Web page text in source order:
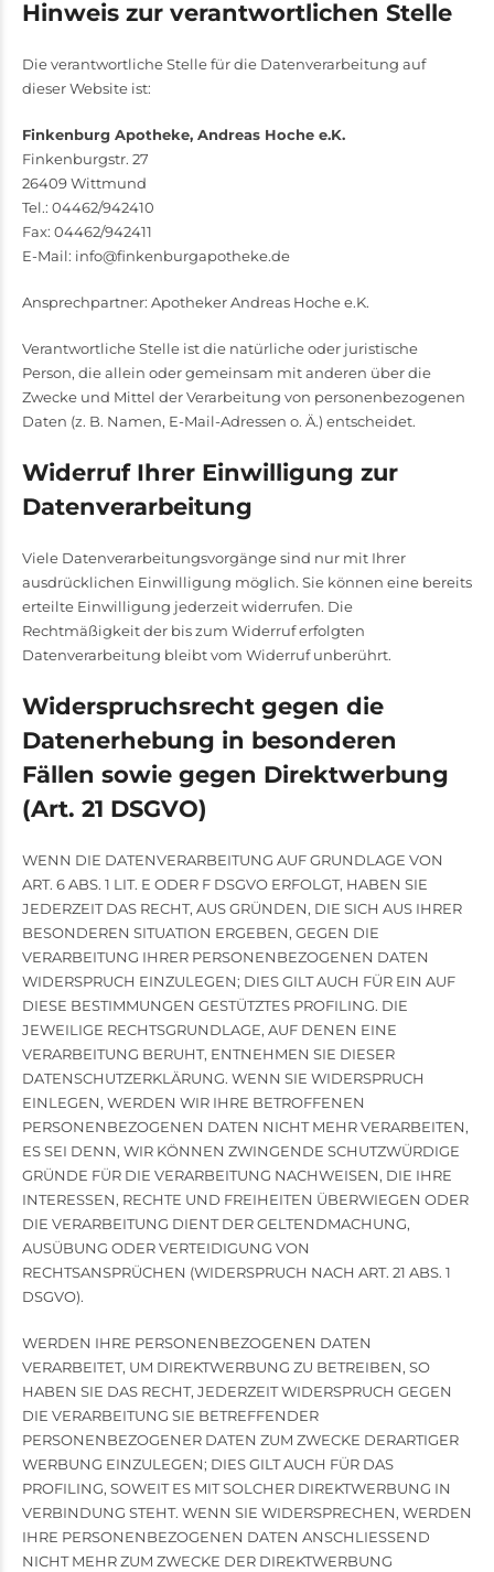
Hinweis zur verantwortlichen Stelle
Die verantwortliche Stelle für die Datenverarbeitung auf
dieser Website ist:
Finkenburg Apotheke, Andreas Hoche e.K.
Finkenburgstr. 27
26409 Wittmund
Tel.: 04462/942410
Fax: 04462/942411
E-Mail: info@finkenburgapotheke.de
Ansprechpartner: Apotheker Andreas Hoche e.K.
Verantwortliche Stelle ist die natürliche oder juristische
Person, die allein oder gemeinsam mit anderen über die
Zwecke und Mittel der Verarbeitung von personenbezogenen
Daten (z. B. Namen, E-Mail-Adressen o. Ä.) entscheidet.
Widerruf Ihrer Einwilligung zur
Datenverarbeitung
Viele Datenverarbeitungsvorgänge sind nur mit Ihrer
ausdrücklichen Einwilligung möglich. Sie können eine bereits
erteilte Einwilligung jederzeit widerrufen. Die
Rechtmäßigkeit der bis zum Widerruf erfolgten
Datenverarbeitung bleibt vom Widerruf unberührt.
Widerspruchsrecht gegen die
Datenerhebung in besonderen
Fällen sowie gegen Direktwerbung
(Art. 21 DSGVO)
WENN DIE DATENVERARBEITUNG AUF GRUNDLAGE VON
ART. 6 ABS. 1 LIT. E ODER F DSGVO ERFOLGT, HABEN SIE
JEDERZEIT DAS RECHT, AUS GRÜNDEN, DIE SICH AUS IHRER
BESONDEREN SITUATION ERGEBEN, GEGEN DIE
VERARBEITUNG IHRER PERSONENBEZOGENEN DATEN
WIDERSPRUCH EINZULEGEN; DIES GILT AUCH FÜR EIN AUF
DIESE BESTIMMUNGEN GESTÜTZTES PROFILING. DIE
JEWEILIGE RECHTSGRUNDLAGE, AUF DENEN EINE
VERARBEITUNG BERUHT, ENTNEHMEN SIE DIESER
DATENSCHUTZERKLÄRUNG. WENN SIE WIDERSPRUCH
EINLEGEN, WERDEN WIR IHRE BETROFFENEN
PERSONENBEZOGENEN DATEN NICHT MEHR VERARBEITEN,
ES SEI DENN, WIR KÖNNEN ZWINGENDE SCHUTZWÜRDIGE
GRÜNDE FÜR DIE VERARBEITUNG NACHWEISEN, DIE IHRE
INTERESSEN, RECHTE UND FREIHEITEN ÜBERWIEGEN ODER
DIE VERARBEITUNG DIENT DER GELTENDMACHUNG,
AUSÜBUNG ODER VERTEIDIGUNG VON
RECHTSANSPRÜCHEN (WIDERSPRUCH NACH ART. 21 ABS. 1
DSGVO).
WERDEN IHRE PERSONENBEZOGENEN DATEN
VERARBEITET, UM DIREKTWERBUNG ZU BETREIBEN, SO
HABEN SIE DAS RECHT, JEDERZEIT WIDERSPRUCH GEGEN
DIE VERARBEITUNG SIE BETREFFENDER
PERSONENBEZOGENER DATEN ZUM ZWECKE DERARTIGER
WERBUNG EINZULEGEN; DIES GILT AUCH FÜR DAS
PROFILING, SOWEIT ES MIT SOLCHER DIREKTWERBUNG IN
VERBINDUNG STEHT. WENN SIE WIDERSPRECHEN, WERDEN
IHRE PERSONENBEZOGENEN DATEN ANSCHLIESSEND
NICHT MEHR ZUM ZWECKE DER DIREKTWERBUNG